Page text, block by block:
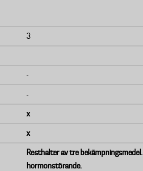
3
-
-
x
x
Resthalter av tre bekämpningsmedel.
hormonstörande.